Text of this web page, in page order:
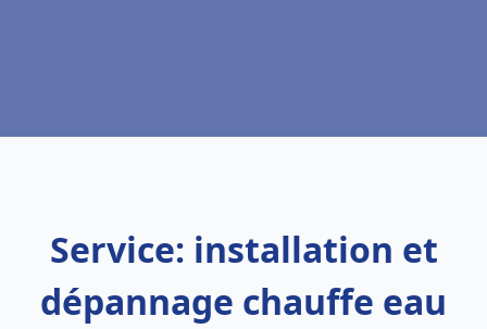
Service: installation et
dépannage chauffe eau